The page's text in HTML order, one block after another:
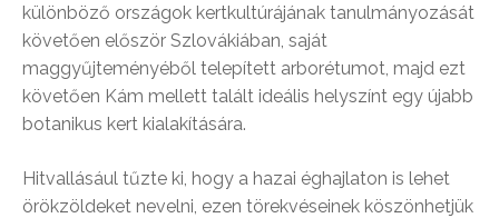
különböző országok kertkultúrájának tanulmányozását
követően először Szlovákiában, saját
maggyűjteményéből telepített arborétumot, majd ezt
követően Kám mellett talált ideális helyszínt egy újabb
botanikus kert kialakítására.
Hitvallásául tűzte ki, hogy a hazai éghajlaton is lehet
örökzöldeket nevelni, ezen törekvéseinek köszönhetjük